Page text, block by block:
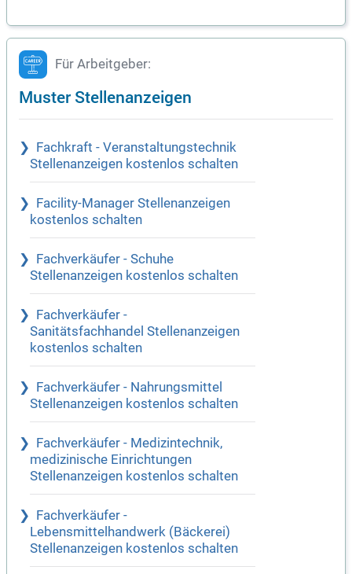
Für Arbeitgeber:
Muster Stellenanzeigen
Fachkraft - Veranstaltungstechnik
Stellenanzeigen kostenlos schalten
Facility-Manager Stellenanzeigen
kostenlos schalten
Fachverkäufer - Schuhe
Stellenanzeigen kostenlos schalten
Fachverkäufer -
Sanitätsfachhandel Stellenanzeigen
kostenlos schalten
Fachverkäufer - Nahrungsmittel
Stellenanzeigen kostenlos schalten
Fachverkäufer - Medizintechnik,
medizinische Einrichtungen
Stellenanzeigen kostenlos schalten
Fachverkäufer -
Lebensmittelhandwerk (Bäckerei)
Stellenanzeigen kostenlos schalten